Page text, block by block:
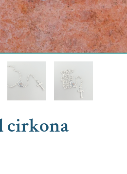
cirkona